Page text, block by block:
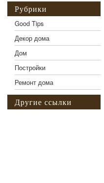
Рубрики
Good Tips
Декор дома
Дом
Постройки
Ремонт дома
Другие ссылки